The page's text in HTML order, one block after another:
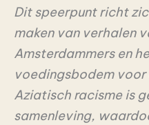
Dit speerpunt richt
maken van verhalen
Amsterdammers en
voedingsbodem
Aziatisch racisme is
samenleving,